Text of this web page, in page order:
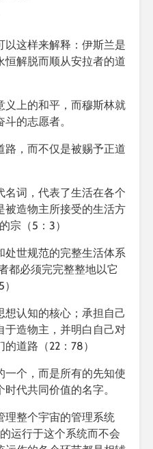
以这样来解释：伊斯兰是
恒解脱而顺从安拉者的道
义上的和平，而穆斯林就
的志愿者。
路，而不仅是被赐予正道
名词，代表了生活在各个
被造物主所接受的生活方
宗（5：3）
处世规范的完整生活体系
都必须完完整整地以它
认知的核心；承担自己
于造物主，并明白自己对
道路（22：78）
一个，而是所有的先知使
代共同价值的名字。
理整个宇宙的管理系统
的运行于这个系统而不会